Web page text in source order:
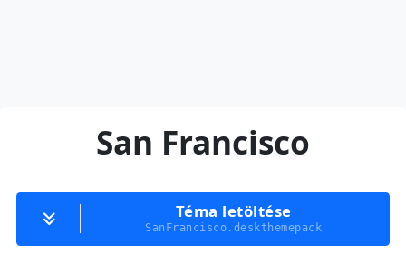
San Francisco
Téma letöltése
SanFrancisco.deskthemepack